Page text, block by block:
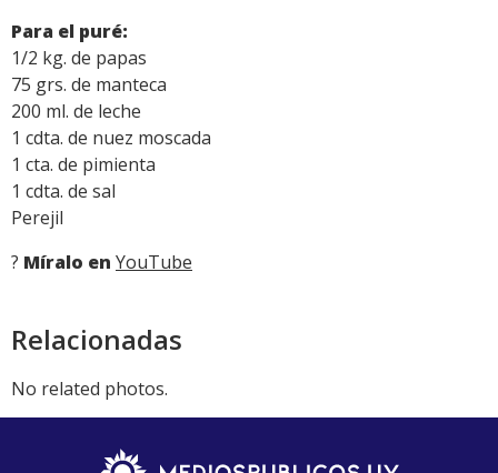
Para el puré:
1/2 kg. de papas
75 grs. de manteca
200 ml. de leche
1 cdta. de nuez moscada
1 cta. de pimienta
1 cdta. de sal
Perejil
? Míralo en YouTube
Relacionadas
No related photos.